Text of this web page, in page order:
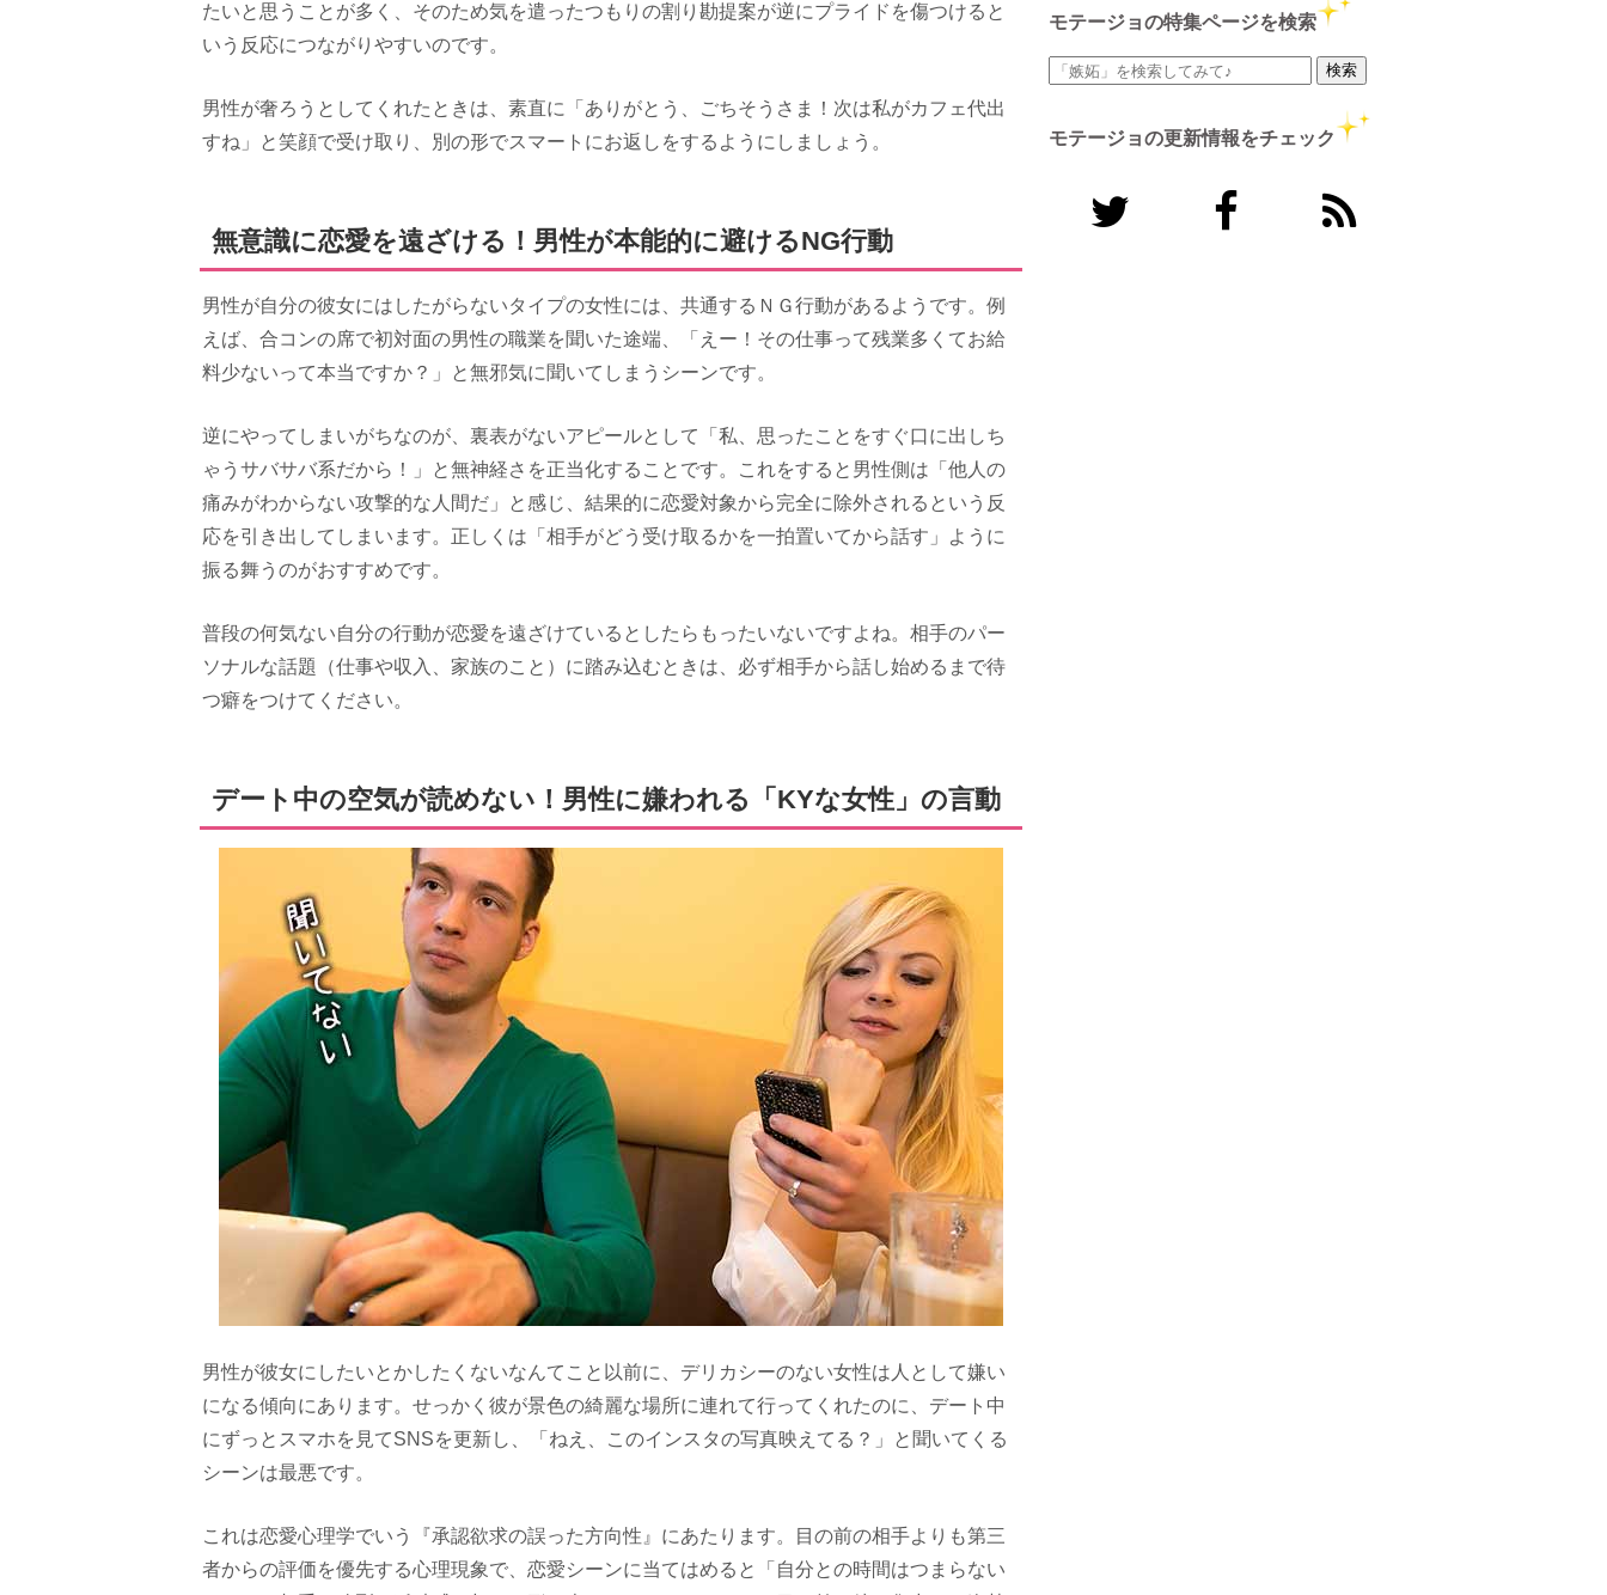
たいと思うことが多く、そのため気を遣ったつもりの割り勘提案が逆にプライドを傷つけると
いう反応につながりやすいのです。
男性が奢ろうとしてくれたときは、素直に「ありがとう、ごちそうさま！次は私がカフェ代出
すね」と笑顔で受け取り、別の形でスマートにお返しをするようにしましょう。
無意識に恋愛を遠ざける！男性が本能的に避けるNG行動
男性が自分の彼女にはしたがらないタイプの女性には、共通するＮＧ行動があるようです。例
えば、合コンの席で初対面の男性の職業を聞いた途端、「えー！その仕事って残業多くてお給
料少ないって本当ですか？」と無邪気に聞いてしまうシーンです。
逆にやってしまいがちなのが、裏表がないアピールとして「私、思ったことをすぐ口に出しち
ゃうサバサバ系だから！」と無神経さを正当化することです。これをすると男性側は「他人の
痛みがわからない攻撃的な人間だ」と感じ、結果的に恋愛対象から完全に除外されるという反
応を引き出してしまいます。正しくは「相手がどう受け取るかを一拍置いてから話す」ように
振る舞うのがおすすめです。
普段の何気ない自分の行動が恋愛を遠ざけているとしたらもったいないですよね。相手のパー
ソナルな話題（仕事や収入、家族のこと）に踏み込むときは、必ず相手から話し始めるまで待
つ癖をつけてください。
デート中の空気が読めない！男性に嫌われる「KYな女性」の言動
男性が彼女にしたいとかしたくないなんてこと以前に、デリカシーのない女性は人として嫌い
になる傾向にあります。せっかく彼が景色の綺麗な場所に連れて行ってくれたのに、デート中
にずっとスマホを見てSNSを更新し、「ねえ、このインスタの写真映えてる？」と聞いてくる
シーンは最悪です。
これは恋愛心理学でいう『承認欲求の誤った方向性』にあたります。目の前の相手よりも第三
者からの評価を優先する心理現象で、恋愛シーンに当てはめると「自分との時間はつまらない
モテージョの特集ページを検索
モテージョの更新情報をチェック